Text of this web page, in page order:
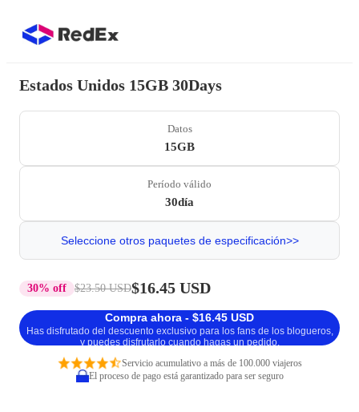
Estados Unidos 15GB 30Days
Datos
15GB
Período válido
30día
Seleccione otros paquetes de especificación>>
30% off $23.50 USD$16.45 USD
Compra ahora - $16.45 USD
Has disfrutado del descuento exclusivo para los fans de los blogueros,
y puedes disfrutarlo cuando hagas un pedido.
Servicio acumulativo a más de 100.000 viajeros
El proceso de pago está garantizado para ser seguro